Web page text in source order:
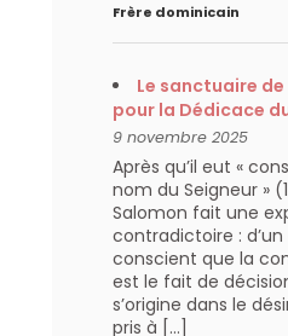
Frère dominicain
Le sanctuaire
pour la Dédicace
9 novembre 2025
Après qu’il eut «
nom du Seigneur »
Salomon fait une
contradictoire :
conscient que la
est le fait de
s’origine dans le
pris à […]